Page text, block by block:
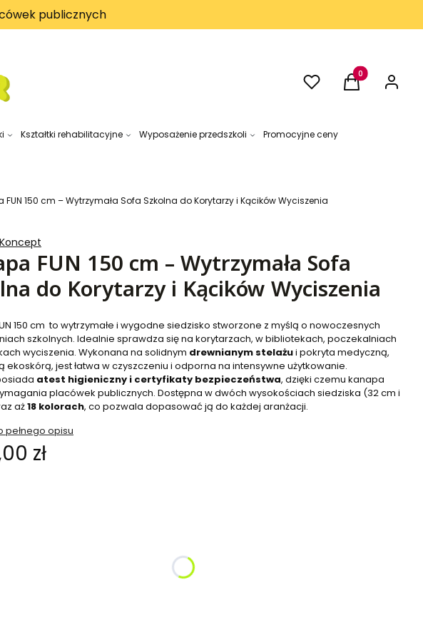
publicznych
UlubioneProdukty w
Koszyk Zaloguj
Kształtki rehabilitacyjne Wyposażenie przedszkoli
Promocyjne ceny
FUN 150 cm – Wytrzymała Sofa Szkolna do Korytarzy i Kącików Wyciszenia
FUN 150 cm – Wytrzymała Sofa
do Korytarzy i Kącików Wyciszenia
150 cm to wytrzymałe i wygodne siedzisko stworzone z myślą o nowoczesnych
szkolnych. Idealnie sprawdza się na korytarzach, w bibliotekach, poczekalniach
wyciszenia. Wykonana na solidnym drewnianym stelażui pokryta medyczną,
ekoskórą, jest łatwa w czyszczeniu i odporna na intensywne użytkowanie.
atest higieniczny i certyfikaty bezpieczeństwa, dzięki czemu kanapa
placówek publicznych. Dostępna w dwóch wysokościach siedziska (32 cm i
aż18 kolorach, co pozwala dopasować ją do każdej aranżacji.
pełnego opisu
zł